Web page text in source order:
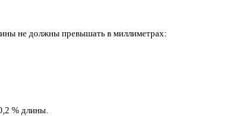
не должны превышать в миллиметрах:
% длины.